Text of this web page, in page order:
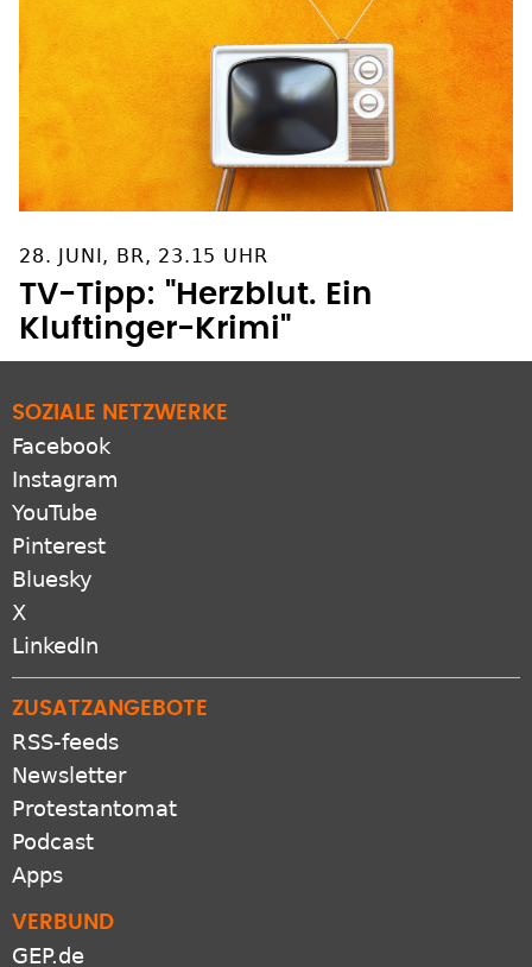
28. JUNI, BR, 23.15 UHR
TV-Tipp: "Herzblut. Ein
Kluftinger-Krimi"
SOZIALE NETZWERKE
Facebook
Instagram
YouTube
Pinterest
Bluesky
X
LinkedIn
ZUSATZANGEBOTE
RSS-feeds
Newsletter
Protestantomat
Podcast
Apps
VERBUND
GEP.de